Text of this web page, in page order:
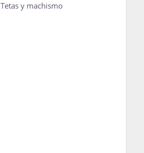
Tetas y machismo